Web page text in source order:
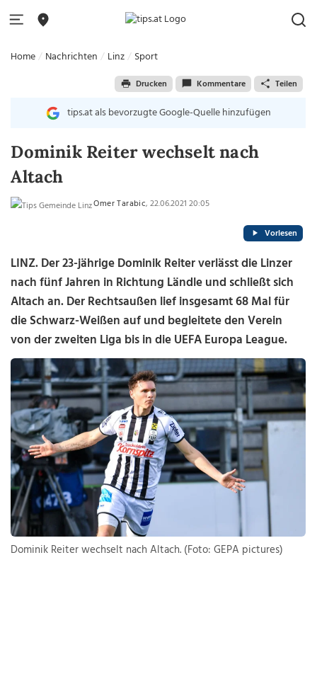
Home Nachrichten Linz Sport
Drucken Kommentare Teilen
tips.at als bevorzugte Google-Quelle hinzufügen
Dominik Reiter wechselt nach
Altach
Omer Tarabic, 22.06.2021 20:05
Vorlesen
LINZ. Der 23-jährige Dominik Reiter verlässt die Linzer
nach fünf Jahren in Richtung Ländle und schließt sich
Altach an. Der Rechtsaußen lief insgesamt 68 Mal für
die Schwarz-Weißen auf und begleitete den Verein
von der zweiten Liga bis in die UEFA Europa League.
Dominik Reiter wechselt nach Altach. (Foto: GEPA pictures)